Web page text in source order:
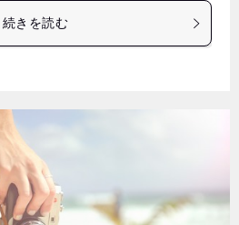
続きを読む